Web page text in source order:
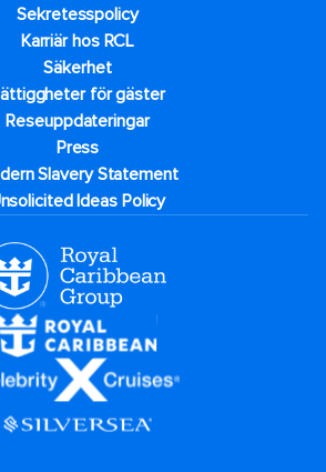
Sekretesspolicy
Karriär hos RCL
Säkerhet
för gäster
Reseuppdateringar​
Press
Slavery Statement
Ideas Policy